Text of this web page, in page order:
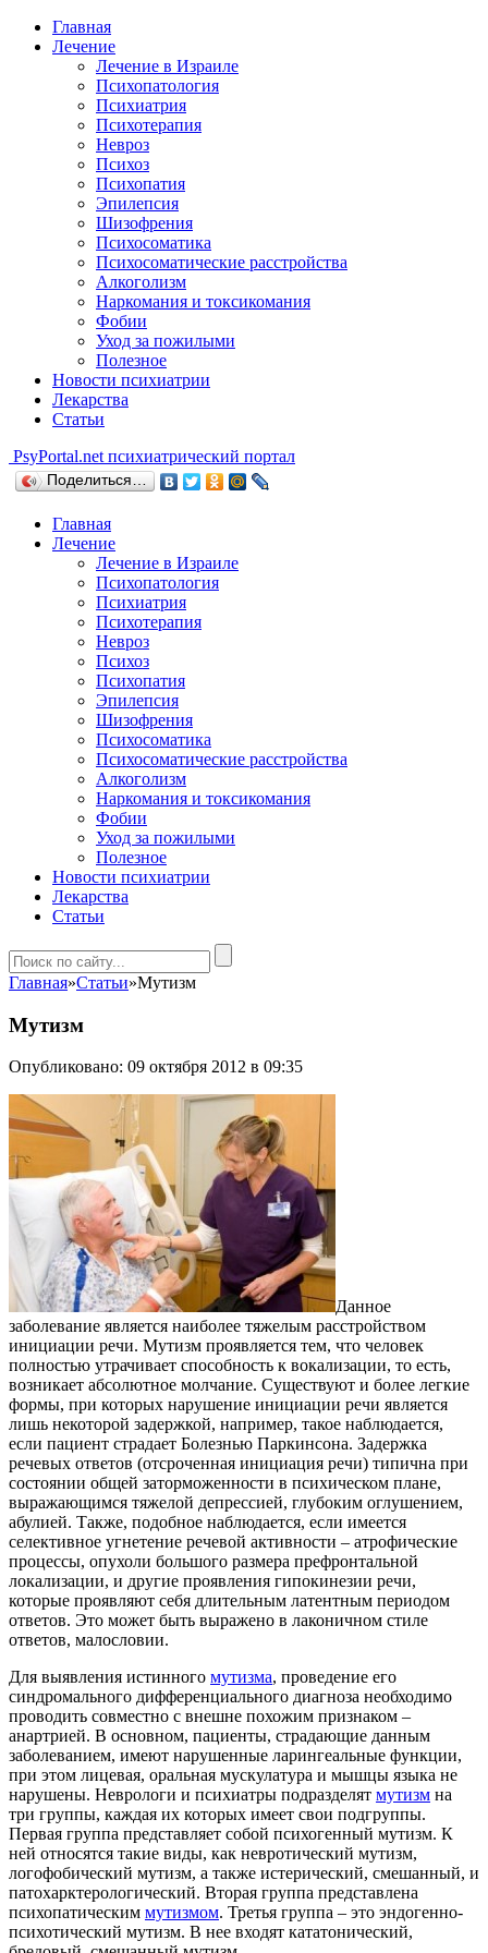
Главная
Лечение
Лечение в Израиле
Психопатология
Психиатрия
Психотерапия
Невроз
Психоз
Психопатия
Эпилепсия
Шизофрения
Психосоматика
Психосоматические расстройства
Алкоголизм
Наркомания и токсикомания
Фобии
Уход за пожилыми
Полезное
Новости психиатрии
Лекарства
Статьи
PsyPortal.net психиатрический портал
Поделиться…
Главная
Лечение
Лечение в Израиле
Психопатология
Психиатрия
Психотерапия
Невроз
Психоз
Психопатия
Эпилепсия
Шизофрения
Психосоматика
Психосоматические расстройства
Алкоголизм
Наркомания и токсикомания
Фобии
Уход за пожилыми
Полезное
Новости психиатрии
Лекарства
Статьи
Главная»Статьи»Мутизм
Мутизм
Опубликовано: 09 октября 2012 в 09:35
Данное
заболевание является наиболее тяжелым расстройством
инициации речи. Мутизм проявляется тем, что человек
полностью утрачивает способность к вокализации, то есть,
возникает абсолютное молчание. Существуют и более легкие
формы, при которых нарушение инициации речи является
лишь некоторой задержкой, например, такое наблюдается,
если пациент страдает Болезнью Паркинсона. Задержка
речевых ответов (отсроченная инициация речи) типична при
состоянии общей заторможенности в психическом плане,
выражающимся тяжелой депрессией, глубоким оглушением,
абулией. Также, подобное наблюдается, если имеется
селективное угнетение речевой активности – атрофические
процессы, опухоли большого размера префронтальной
локализации, и другие проявления гипокинезии речи,
которые проявляют себя длительным латентным периодом
ответов. Это может быть выражено в лаконичном стиле
ответов, малословии.
Для выявления истинного мутизма, проведение его
синдромального дифференциального диагноза необходимо
проводить совместно с внешне похожим признаком –
анартрией. В основном, пациенты, страдающие данным
заболеванием, имеют нарушенные ларингеальные функции,
при этом лицевая, оральная мускулатура и мышцы языка не
нарушены. Неврологи и психиатры подразделят мутизм на
три группы, каждая их которых имеет свои подгруппы.
Первая группа представляет собой психогенный мутизм. К
ней относятся такие виды, как невротический мутизм,
логофобический мутизм, а также истерический, смешанный, и
патохарктерологический. Вторая группа представлена
психопатическим мутизмом. Третья группа – это эндогенно-
психотический мутизм. В нее входят кататонический,